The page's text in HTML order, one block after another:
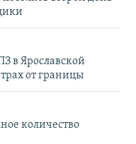
в Ярославской
от границы
количество